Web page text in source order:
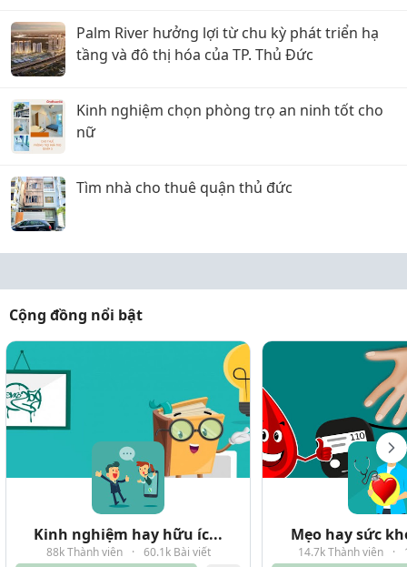
Palm River hưởng lợi từ chu kỳ phát triển hạ
tầng và đô thị hóa của TP. Thủ Đức
Kinh nghiệm chọn phòng trọ an ninh tốt cho
nữ
Tìm nhà cho thuê quận thủ đức
Cộng đồng nổi bật
Kinh nghiệm hay hữu íc...
88k Thành viên · 60.1k Bài viết
Mẹo hay sức
14.7k Thành viên ·